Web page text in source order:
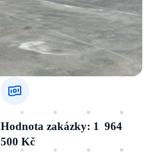
Hodnota zakázky: 1 964
500 Kč